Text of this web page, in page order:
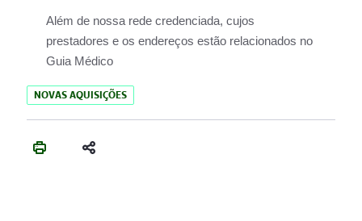
Além de nossa rede credenciada, cujos
prestadores e os endereços estão relacionados no
Guia Médico
NOVAS AQUISIÇÕES